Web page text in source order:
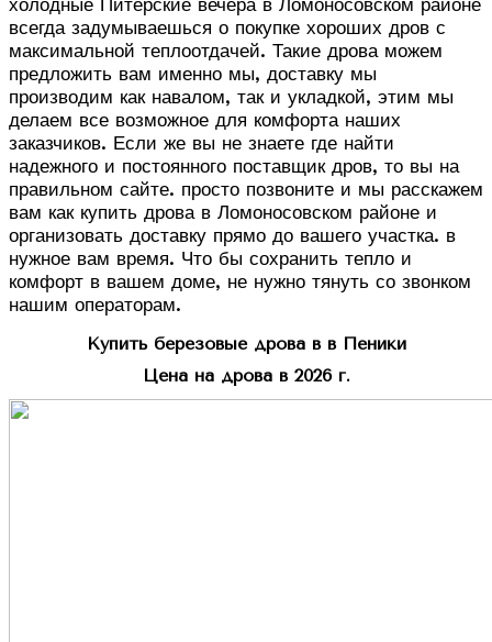
всегда задумываешься о покупке хороших дров с
максимальной теплоотдачей. Такие дрова можем
предложить вам именно мы, доставку мы
производим как навалом, так и укладкой, этим мы
делаем все возможное для комфорта наших
заказчиков. Если же вы не знаете где найти
надежного и постоянного поставщик дров, то вы на
правильном сайте. просто позвоните и мы расскажем
вам как купить дрова в Ломоносовском районе и
организовать доставку прямо до вашего участка. в
нужное вам время. Что бы сохранить тепло и
комфорт в вашем доме, не нужно тянуть со звонком
нашим операторам.
Купить березовые дрова в в Пеники
Цена на дрова в 2026 г.